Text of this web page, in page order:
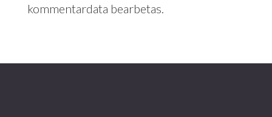
kommentardata bearbetas